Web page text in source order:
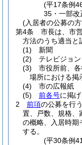
(平17条例
35・一部改
(入居者の公募の
第4条
市長は、市
方法のうち適当と
(1)
新聞
(2)
テレビジョン
(3)
市役所前、
場所における掲
(4)
市の広報紙
(5)
前各号に掲
2
前項の公募を行
置、戸数、規格、
の概略、入居時期
する。
(平30条例